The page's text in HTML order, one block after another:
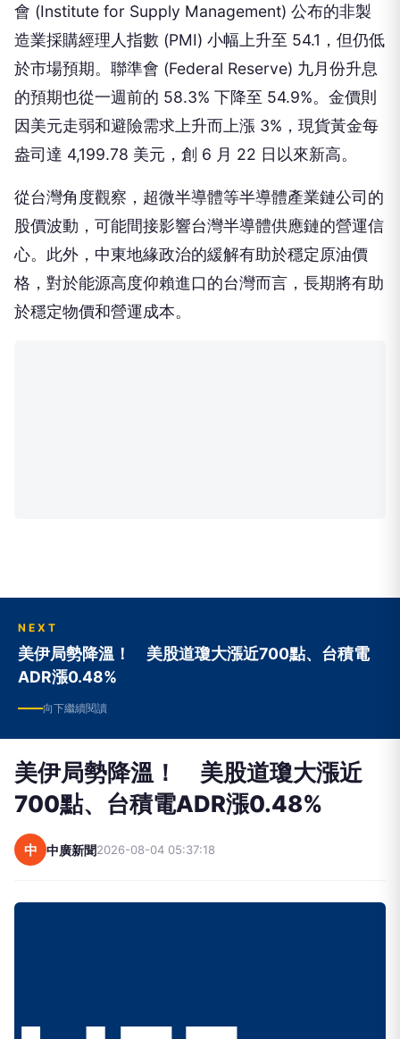
會 (Institute for Supply Management) 公布的非製
造業採購經理人指數 (PMI) 小幅上升至 54.1，但仍低
於市場預期。聯準會 (Federal Reserve) 九月份升息
的預期也從一週前的 58.3% 下降至 54.9%。金價則
因美元走弱和避險需求上升而上漲 3%，現貨黃金每
盎司達 4,199.78 美元，創 6 月 22 日以來新高。
從台灣角度觀察，超微半導體等半導體產業鏈公司的
股價波動，可能間接影響台灣半導體供應鏈的營運信
心。此外，中東地緣政治的緩解有助於穩定原油價
格，對於能源高度仰賴進口的台灣而言，長期將有助
於穩定物價和營運成本。
NEXT
美伊局勢降溫！ 美股道瓊大漲近700點、台積電
ADR漲0.48%
向下繼續閱讀
美伊局勢降溫！ 美股道瓊大漲近
700點、台積電ADR漲0.48%
中 中廣新聞2026-08-04 05:37:18